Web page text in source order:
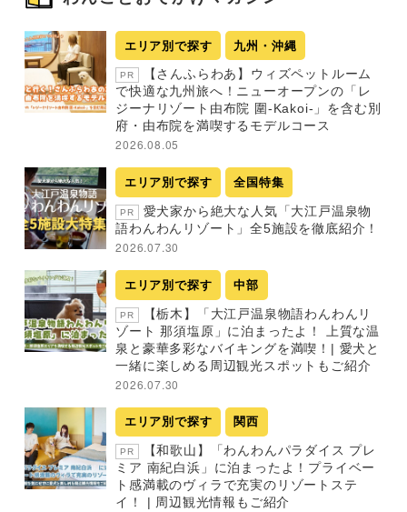
エリア別で探す 九州・沖縄
PR
【さんふらわあ】ウィズペットルーム
で快適な九州旅へ！ニューオープンの「レ
ジーナリゾート由布院 圍-Kakoi-」を含む別
府・由布院を満喫するモデルコース
2026.08.05
エリア別で探す 全国特集
PR
愛犬家から絶大な人気「大江戸温泉物
語わんわんリゾート」全5施設を徹底紹介！
2026.07.30
エリア別で探す 中部
PR
【栃木】「大江戸温泉物語わんわんリ
ゾート 那須塩原」に泊まったよ！ 上質な温
泉と豪華多彩なバイキングを満喫！| 愛犬と
一緒に楽しめる周辺観光スポットもご紹介
2026.07.30
エリア別で探す 関西
PR
【和歌山】「わんわんパラダイス プレ
ミア 南紀白浜」に泊まったよ！プライベー
ト感満載のヴィラで充実のリゾートステ
イ！ | 周辺観光情報もご紹介